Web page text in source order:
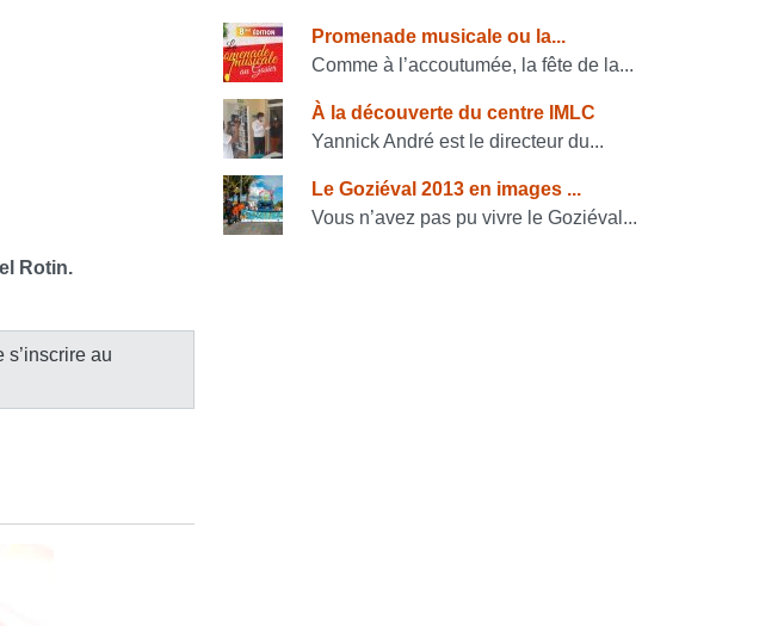
Rotin.
au
Consulter également
Promenade musicale ou la...
Comme à l’accoutumée, la fête de la...
À la découverte du centre IMLC
Yannick André est le directeur du...
Le Goziéval 2013 en images ...
Vous n’avez pas pu vivre le Goziéval...